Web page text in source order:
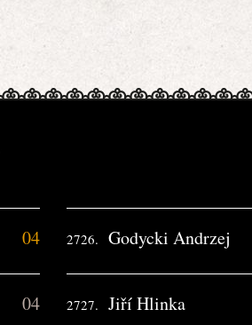
04
04
2726. Godycki Andrzej
2727. Jiří Hlinka